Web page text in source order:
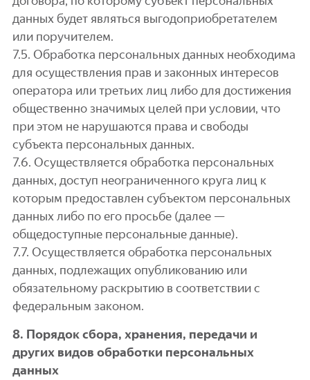
данных будет являться выгодоприобретателем
или поручителем.
7.5. Обработка персональных данных необходима
для осуществления прав и законных интересов
оператора или третьих лиц либо для достижения
общественно значимых целей при условии, что
при этом не нарушаются права и свободы
субъекта персональных данных.
7.6. Осуществляется обработка персональных
данных, доступ неограниченного круга лиц к
которым предоставлен субъектом персональных
данных либо по его просьбе (далее —
общедоступные персональные данные).
7.7. Осуществляется обработка персональных
данных, подлежащих опубликованию или
обязательному раскрытию в соответствии с
федеральным законом.
8. Порядок сбора, хранения, передачи и
других видов обработки персональных
данных